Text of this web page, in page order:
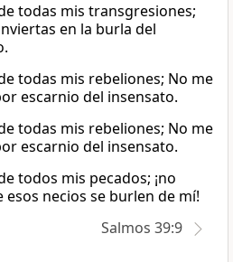
todas mis transgresiones;
en la burla del
todas mis rebeliones; No me
escarnio del insensato.
todas mis rebeliones; No me
escarnio del insensato.
todos mis pecados; ¡no
esos necios se burlen de mí!
Salmos 39:9